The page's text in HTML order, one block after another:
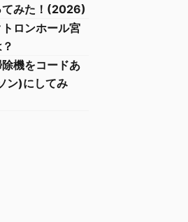
てみた！(2026)
トロンホール宮
除機をコードあ
ン)にしてみ